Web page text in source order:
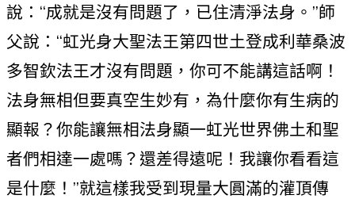
說：“成就是沒有問題了，已住清淨法身。”師
父說：“虹光身大聖法王第四世土登成利華桑波
多智欽法王才沒有問題，你可不能講這話啊！
法身無相但要真空生妙有，為什麼你有生病的
顯報？你能讓無相法身顯一虹光世界佛土和聖
者們相達一處嗎？還差得遠呢！我讓你看看這
是什麼！”就這樣我受到現量大圓滿的灌頂傳